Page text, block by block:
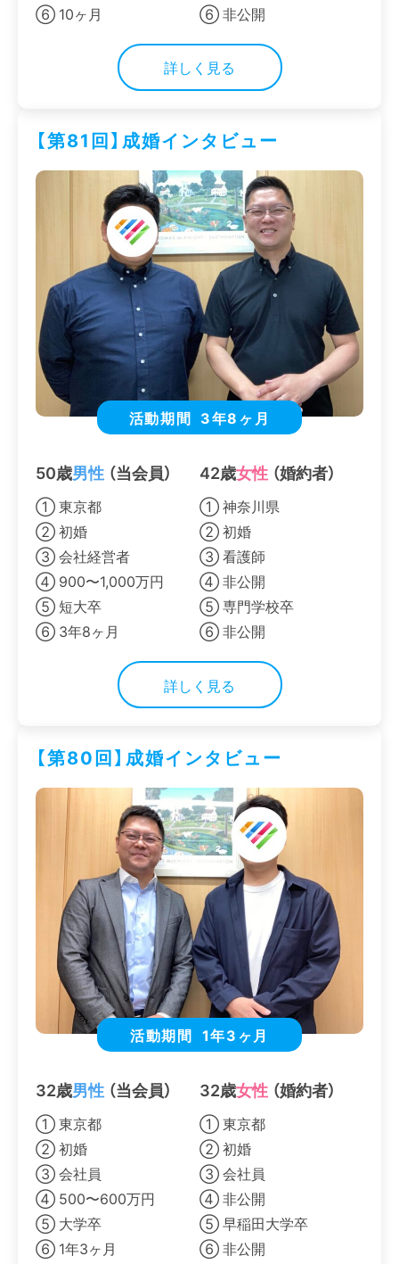
⑥ 10ヶ月
⑥ 非公開
詳しく見る
【第81回】成婚インタビュー
活動期間 3年8ヶ月
50歳男性 （当会員）
① 東京都
② 初婚
③ 会社経営者
④ 900〜1,000万円
⑤ 短大卒
⑥ 3年8ヶ月
42歳女性 （婚約者）
① 神奈川県
② 初婚
③ 看護師
④ 非公開
⑤ 専門学校卒
⑥ 非公開
詳しく見る
【第80回】成婚インタビュー
活動期間 1年3ヶ月
32歳男性 （当会員）
① 東京都
② 初婚
③ 会社員
④ 500〜600万円
⑤ 大学卒
⑥ 1年3ヶ月
32歳女性 （婚約者）
① 東京都
② 初婚
③ 会社員
④ 非公開
⑤ 早稲田大学卒
⑥ 非公開